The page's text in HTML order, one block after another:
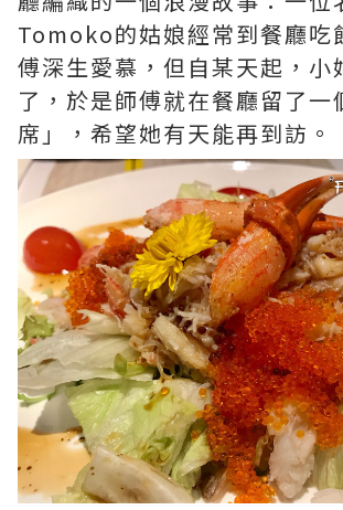
Tomoko的姑娘經常到餐廳吃
傅深生愛慕，但自某天起，小
了，於是師傅就在餐廳留了一
席」，希望她有天能再到訪。